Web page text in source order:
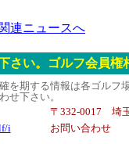
連ニュースへ
さい。ゴルフ会員権
期する情報は各ゴルフ
せ下さい。
〒332-0017 埼
i お問い合わせ